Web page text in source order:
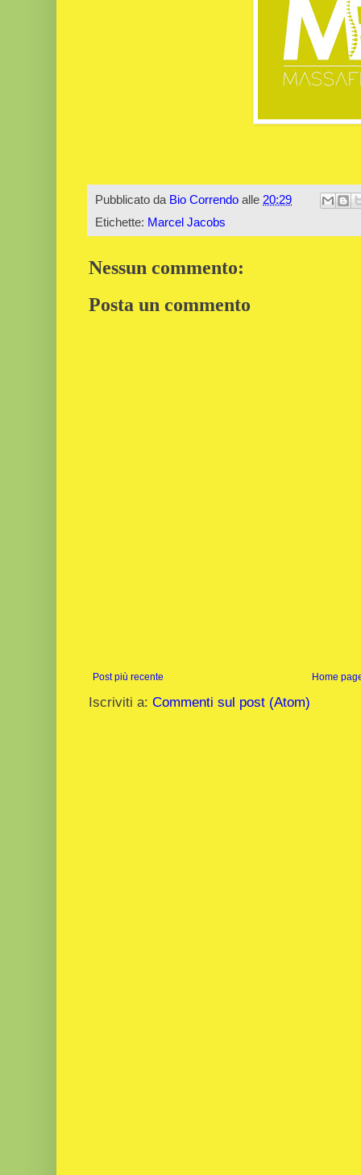
Pubblicato da Bio Correndo alle 20:29
Etichette: Marcel Jacobs
Nessun commento:
Posta un commento
Post più recente Home
Iscriviti a: Commenti sul post (Atom)